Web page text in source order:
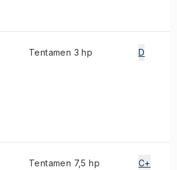
Tentamen 3 hp D
Tentamen 7,5 hp C+